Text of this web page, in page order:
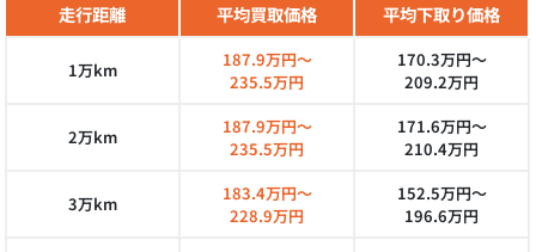
走行距離 平均買取価格 平均下取り価格
1万km
187.9万円～
235.5万円
170.3万円～
209.2万円
2万km
187.9万円～
235.5万円
171.6万円～
210.4万円
3万km
183.4万円～
228.9万円
152.5万円～
196.6万円